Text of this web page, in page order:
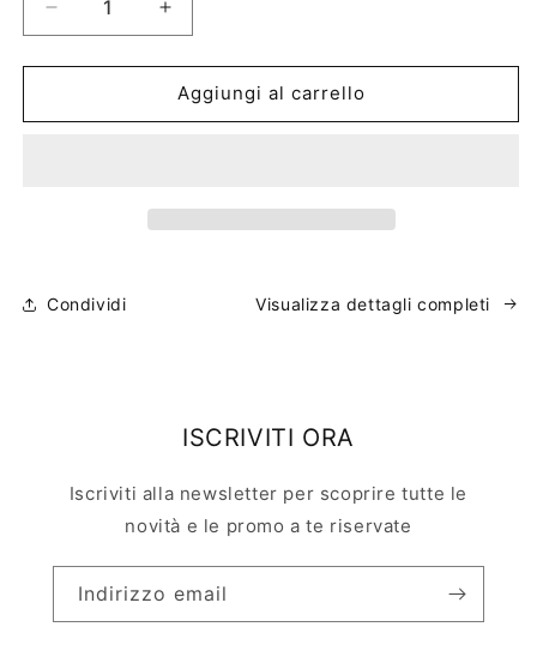
Diminuisci
quantità
per
5AC
Aumenta
quantità
per
Borsa
5AC
Aggiungi al carrello
Condividi Visualizza dettagli completi
ISCRIVITI ORA
Iscriviti alla newsletter per scoprire tutte le
novità e le promo a te riservate
Indirizzo email